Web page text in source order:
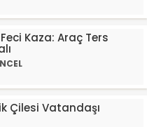
Kaza: Araç Ters
Çilesi Vatandaşı